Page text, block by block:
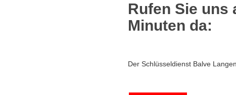
Rufen Sie uns
Minuten da:
Der Schlüsseldienst Balve